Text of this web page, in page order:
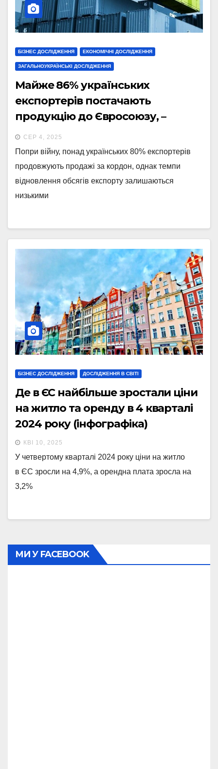
БІЗНЕС ДОСЛІДЖЕННЯ ЕКОНОМІЧНІ ДОСЛІДЖЕННЯ
ЗАГАЛЬНОУКРАЇНСЬКІ ДОСЛІДЖЕННЯ
Майже 86% українських
експортерів постачають
продукцію до Євросоюзу, –
дослідження ІЕД
СЕР 4, 2025
Попри війну, понад українських 80% експортерів
продовжують продажі за кордон, однак темпи
відновлення обсягів експорту залишаються
низькими
БІЗНЕС ДОСЛІДЖЕННЯ ДОСЛІДЖЕННЯ В СВІТІ
Де в ЄС найбільше зростали ціни
на житло та оренду в 4 кварталі
2024 року (інфографіка)
КВІ 10, 2025
У четвертому кварталі 2024 року ціни на житло
в ЄС зросли на 4,9%, а орендна плата зросла на
3,2%
МИ У FACEBOOK